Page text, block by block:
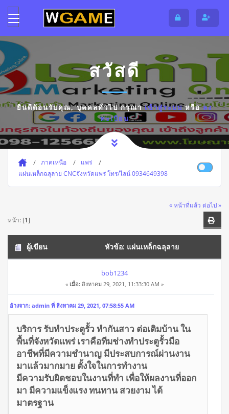
สวัสดี
ยินดีต้อนรับคุณ,บุคคลทั่วไปกรุณาเข้าสู่ระบบหรือลง
ทะเบียน
ภาคเหนือ
แพร่
แผ่นเหล็กฉลุลาย CNCจังหวัดแพร่ โทร/ไลน์ 0934649398
« หน้าที่แล้ว ต่อไป »
หน้า: [1]
ผู้เขียน หัวข้อ: แผ่นเหล็กฉลุลาย
CNCจังหวัดแพร่ โทร/ไลน์ 0934649398 (อ่าน 9136 ครั้ง)
bob1234
« เมื่อ: สิงหาคม 29, 2021, 11:33:30 AM »
อ้างจาก: admin ที่ สิงหาคม 29, 2021, 07:58:55 AM
บริการ รับทำประตูรั้ว ทำกันสาว ต่อเติมบ้าน ใน
พื้นที่จังหวัดแพร่ เราคือทีมช่างทำประตูรั้วมือ
อาชีพที่มีความชำนาญ มีประสบการณ์ผ่านงาน
มาแล้วมากมาย ตั้งใจในการทำงาน
มีความรับผิดชอบในงานที่ทำ เพื่อให้ผลงานที่ออก
มา มีความแข็งแรง ทนทาน สวยงาม ได้
มาตรฐาน